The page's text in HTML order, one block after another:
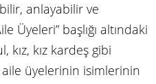
anlayabilir ve
Üyeleri” başlığı altındaki
kız, kız kardeş gibi
üyelerinin isimlerinin